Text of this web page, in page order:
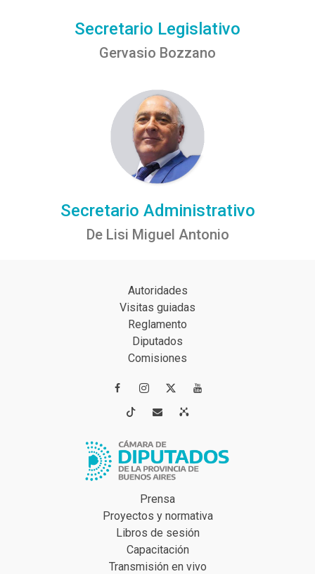
Secretario Legislativo
Gervasio Bozzano
Secretario Administrativo
De Lisi Miguel Antonio
Autoridades
Visitas guiadas
Reglamento
Diputados
Comisiones
 
 
Prensa
Proyectos y normativa
Libros de sesión
Capacitación
Transmisión en vivo